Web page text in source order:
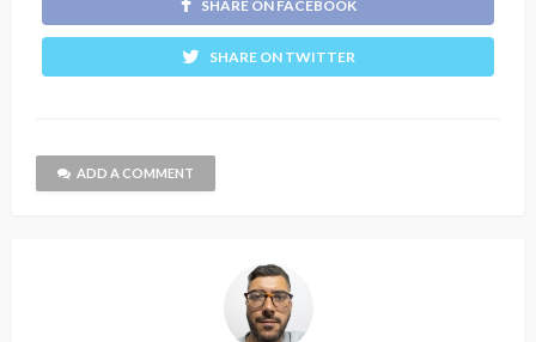
SHARE ON FACEBOOK
SHARE ON TWITTER
ADD A COMMENT